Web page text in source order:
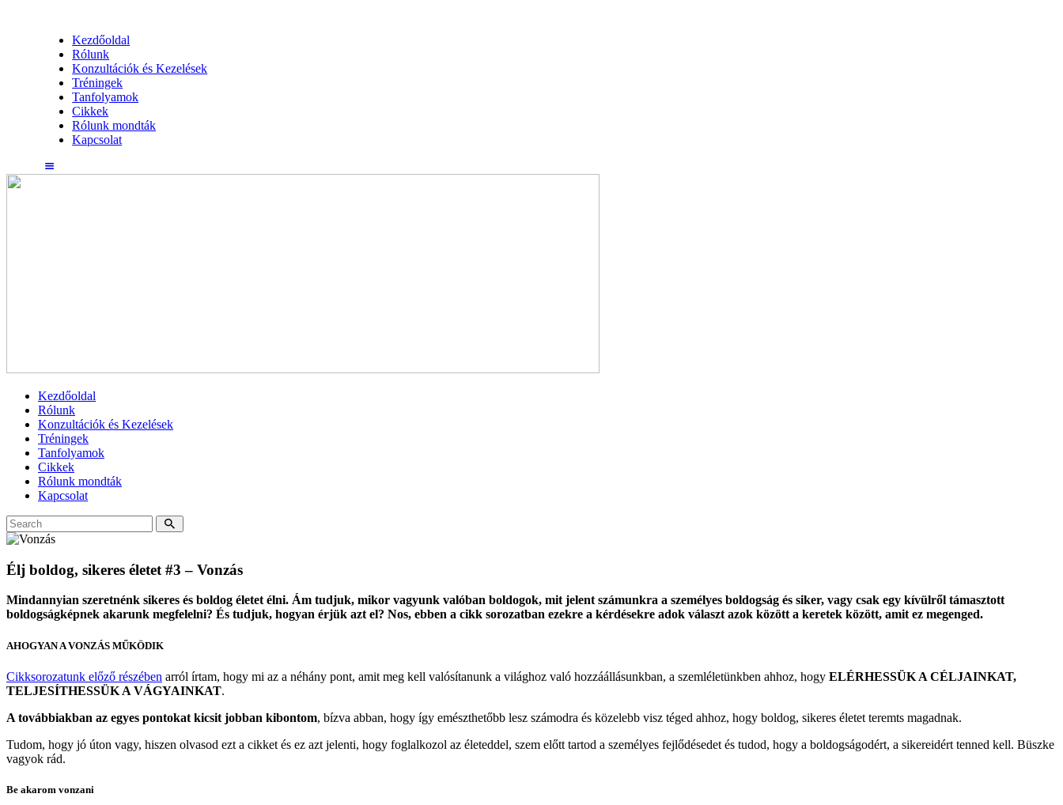
Kezdőoldal
Rólunk
Konzultációk és Kezelések
Tréningek
Tanfolyamok
Cikkek
Rólunk mondták
Kapcsolat
Kezdőoldal
Rólunk
Konzultációk és Kezelések
Tréningek
Tanfolyamok
Cikkek
Rólunk mondták
Kapcsolat
Élj boldog, sikeres életet #3 – Vonzás
Mindannyian szeretnénk sikeres és boldog életet élni. Ám tudjuk, mikor vagyunk valóban boldogok, mit jelent számunkra a személyes boldogság és siker, vagy csak egy kívülről támasztott
boldogságképnek akarunk megfelelni? És tudjuk, hogyan érjük azt el? Nos, ebben a cikk sorozatban ezekre a kérdésekre adok választ azok között a keretek között, amit ez megenged.
AHOGYAN A VONZÁS MŰKÖDIK
Cikksorozatunk előző részében arról írtam, hogy mi az a néhány pont, amit meg kell valósítanunk a világhoz való hozzáállásunkban, a szemléletünkben ahhoz, hogy ELÉRHESSÜK A CÉLJAINKAT,
TELJESÍTHESSÜK A VÁGYAINKAT.
A továbbiakban az egyes pontokat kicsit jobban kibontom, bízva abban, hogy így emészthetőbb lesz számodra és közelebb visz téged ahhoz, hogy boldog, sikeres életet teremts magadnak.
Tudom, hogy jó úton vagy, hiszen olvasod ezt a cikket és ez azt jelenti, hogy foglalkozol az életeddel, szem előtt tartod a személyes fejlődésedet és tudod, hogy a boldogságodért, a sikereidért tenned kell. Büszke
vagyok rád.
Be akarom vonzani